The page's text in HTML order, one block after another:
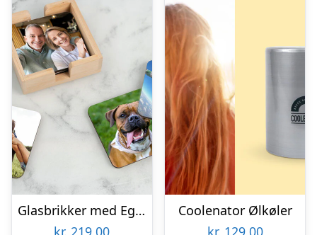
Glasbrikker med Eget Foto – 6-pak
kr. 219,00
Coolenator Ølkøler
kr. 129,00